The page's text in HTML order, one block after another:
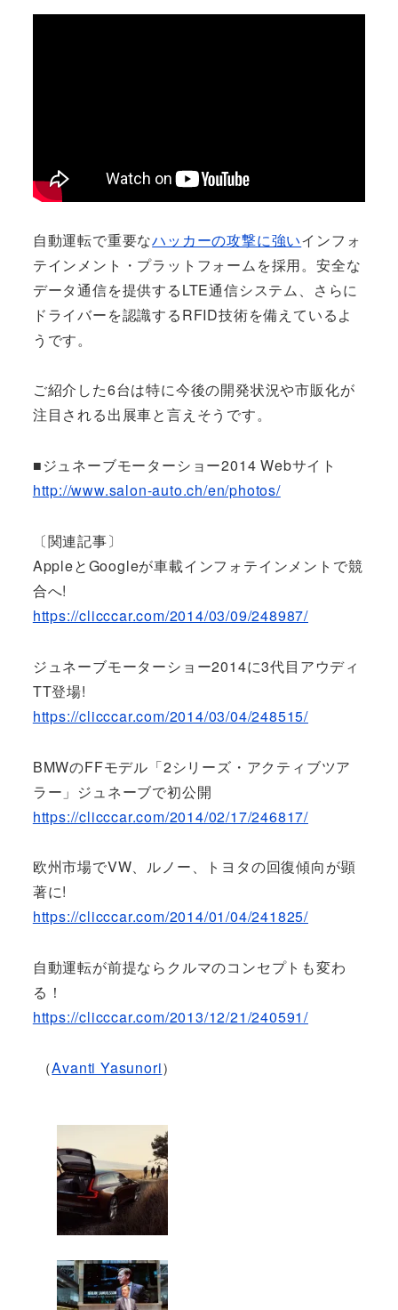
自動運転で重要なハッカーの攻撃に強いインフォ
テインメント・プラットフォームを採用。安全な
データ通信を提供するLTE通信システム、さらに
ドライバーを認識するRFID技術を備えているよ
うです。
ご紹介した6台は特に今後の開発状況や市販化が
注目される出展車と言えそうです。
■ジュネーブモーターショー2014 Webサイト
http://www.salon-auto.ch/en/photos/
〔関連記事〕
AppleとGoogleが車載インフォテインメントで競
合へ!
https://clicccar.com/2014/03/09/248987/
ジュネーブモーターショー2014に3代目アウディ
TT登場!
https://clicccar.com/2014/03/04/248515/
BMWのFFモデル「2シリーズ・アクティブツア
ラー」ジュネーブで初公開
https://clicccar.com/2014/02/17/246817/
欧州市場でVW、ルノー、トヨタの回復傾向が顕
著に!
https://clicccar.com/2014/01/04/241825/
自動運転が前提ならクルマのコンセプトも変わ
る！
https://clicccar.com/2013/12/21/240591/
（Avanti Yasunori）